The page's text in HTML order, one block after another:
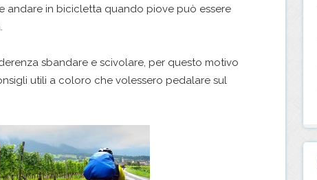
andare in bicicletta quando piove può essere
sbandare e scivolare, per questo motivo
utili a coloro che volessero pedalare sul